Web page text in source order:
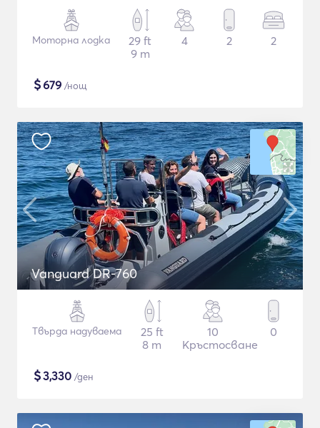
Моторна лодка
29 ft
9 m
4 2 2
$679 /нощ
Vanguard DR-760
Твърда надуваема
25 ft
8 m
10
Кръстосване
0
$3,330 /ден